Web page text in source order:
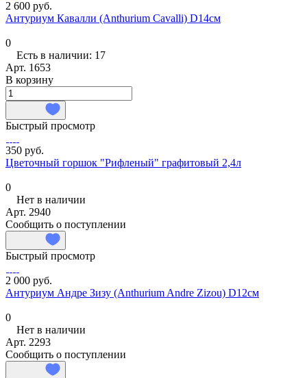
2 600 руб.
Антуриум Кавалли (Anthurium Cavalli) D14см
0
Есть в наличии: 17
Арт. 1653
В корзину
Быстрый просмотр
350 руб.
Цветочный горшок "Рифленый" графитовый 2,4л
0
Нет в наличии
Арт. 2940
Сообщить о поступлении
Быстрый просмотр
2 000 руб.
Антуриум Андре Зизу (Anthurium Andre Zizou) D12см
0
Нет в наличии
Арт. 2293
Сообщить о поступлении